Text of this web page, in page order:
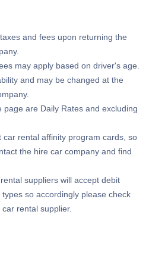
and fees upon returning the
may apply based on driver's age.
and may be changed at the
are Daily Rates and excluding
rental affinity program cards, so
the hire car company and find
suppliers will accept debit
so accordingly please check
rental supplier.